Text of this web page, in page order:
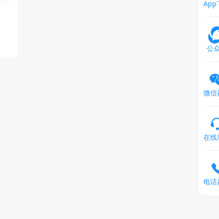
App
公
微信
在线
电话